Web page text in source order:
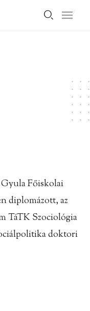
Főiskolai
diplomázott, az
TáTK Szociológia
doktori